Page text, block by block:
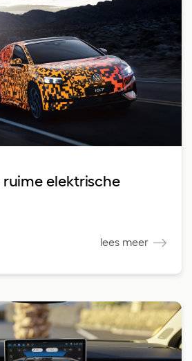
ruime elektrische
lees meer